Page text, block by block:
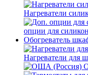
Нагреватели
опции для
Обогреватель
Нагреватели для